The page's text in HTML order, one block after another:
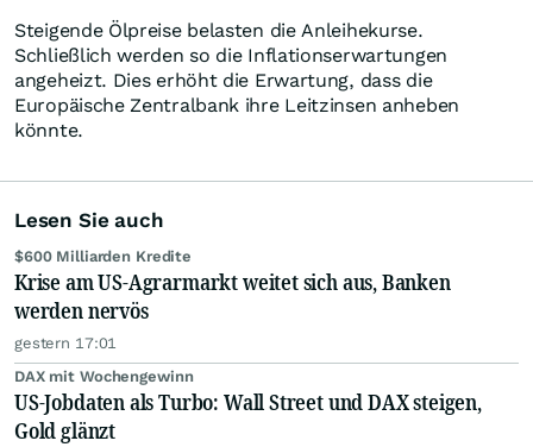
Steigende Ölpreise belasten die Anleihekurse.
Schließlich werden so die Inflationserwartungen
angeheizt. Dies erhöht die Erwartung, dass die
Europäische Zentralbank ihre Leitzinsen anheben
könnte.
Lesen Sie auch
$600 Milliarden Kredite
Krise am US-Agrarmarkt weitet sich aus, Banken
werden nervös
gestern 17:01
DAX mit Wochengewinn
US-Jobdaten als Turbo: Wall Street und DAX steigen,
Gold glänzt